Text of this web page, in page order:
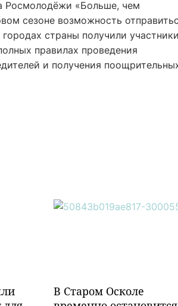
Росмолодёжи «Больше, чем
сезоне возможность
страны получили
правилах проведения
и получения
В Старом Осколе